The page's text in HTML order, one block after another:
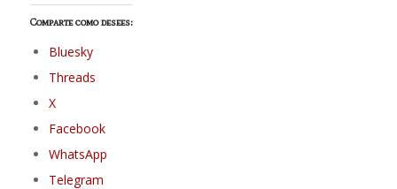
Comparte como desees:
Bluesky
Threads
X
Facebook
WhatsApp
Telegram